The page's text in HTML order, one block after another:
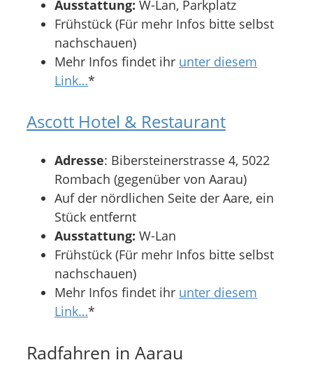
Ausstattung: W-Lan, Parkplatz
Frühstück (Für mehr Infos bitte selbst
nachschauen)
Mehr Infos findet ihr unter diesem
Link…*
Ascott Hotel & Restaurant
Adresse: Bibersteinerstrasse 4, 5022
Rombach (gegenüber von Aarau)
Auf der nördlichen Seite der Aare, ein
Stück entfernt
Ausstattung: W-Lan
Frühstück (Für mehr Infos bitte selbst
nachschauen)
Mehr Infos findet ihr unter diesem
Link…*
Radfahren in Aarau